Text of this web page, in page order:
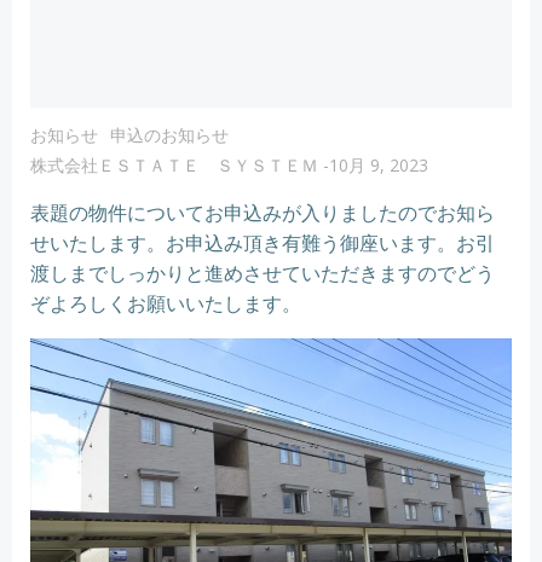
お知らせ
申込のお知らせ
株式会社ＥＳＴＡＴＥ ＳＹＳＴＥＭ -10月 9, 2023
表題の物件についてお申込みが入りましたのでお知ら
せいたします。お申込み頂き有難う御座います。お引
渡しまでしっかりと進めさせていただきますのでどう
ぞよろしくお願いいたします。